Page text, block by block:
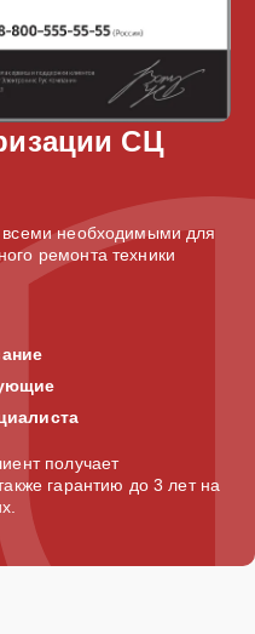
СЦ
необходимыми для
ремонта техники
получает
гарантию до 3 лет на